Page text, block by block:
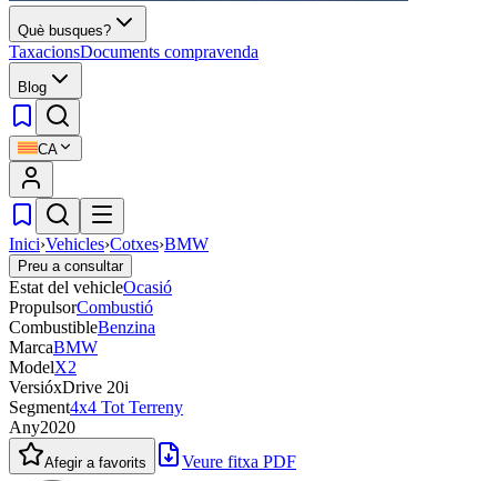
Què busques?
TaxacionsDocuments compravenda
Blog
CA
Inici›Vehicles›Cotxes›BMW
Preu a consultar
Estat del vehicleOcasió
PropulsorCombustió
CombustibleBenzina
MarcaBMW
ModelX2
VersióxDrive 20i
Segment4x4 Tot Terreny
Any2020
Afegir a favorits Veure fitxa PDF